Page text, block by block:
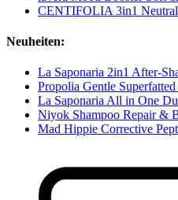
CENTIFOLIA 3in1 Neutral
Neuheiten:
La Saponaria 2in1 After-
Propolia Gentle Superfatted
La Saponaria All in One
Niyok Shampoo Repair &
Mad Hippie Corrective